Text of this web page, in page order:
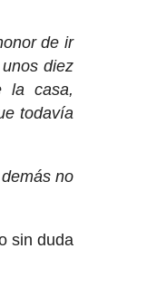
de ir
diez
la casa,
todavía
no
sin duda